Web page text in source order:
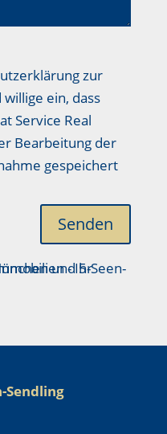
zur
ein, dass
Service Real
Bearbeitung der
gespeichert
Senden
Sendling